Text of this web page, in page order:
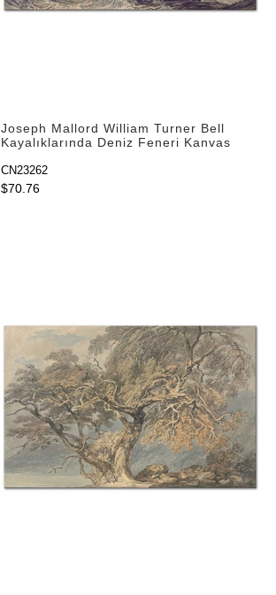
Joseph Mallord William Turner Bell
Kayalıklarında Deniz Feneri Kanvas
CN23262
$70.76